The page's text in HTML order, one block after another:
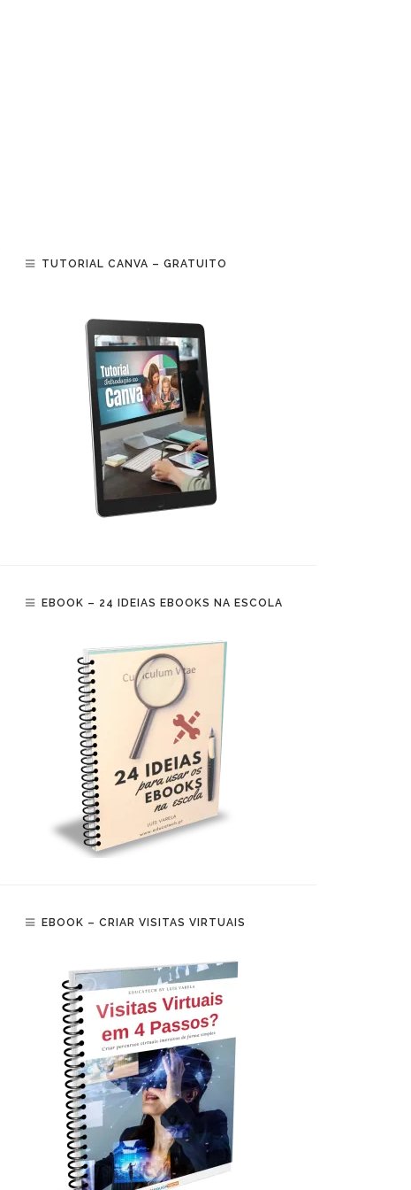
TUTORIAL CANVA – GRATUITO
EBOOK – 24 IDEIAS EBOOKS NA ESCOLA
EBOOK – CRIAR VISITAS VIRTUAIS